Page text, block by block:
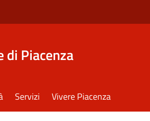
di Piacenza
Servizi Vivere Piacenza